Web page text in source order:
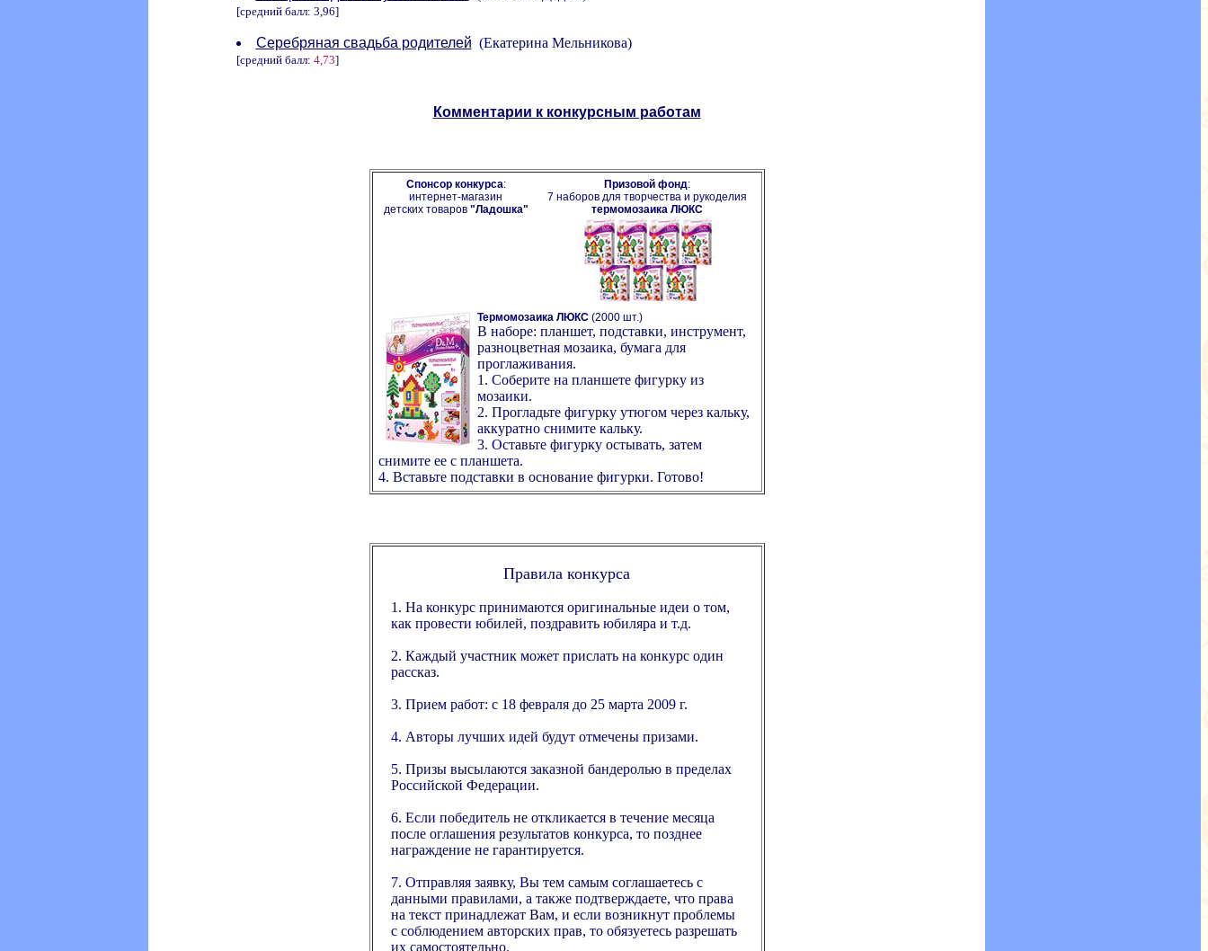
[средний балл: 3,96]
Серебряная свадьба родителей (Екатерина Мельникова)
[средний балл: 4,73]
Комментарии к конкурсным работам
Спонсор конкурса:
интернет-магазин
детских товаров "Ладошка"
Призовой фонд:
7 наборов для творчества и рукоделия
термомозаика ЛЮКС
Термомозаика ЛЮКС(2000 шт.)
В наборе: планшет, подставки, инструмент,
разноцветная мозаика, бумага для
проглаживания.
1. Соберите на планшете фигурку из
мозаики.
2. Прогладьте фигурку утюгом через кальку,
аккуратно снимите кальку.
3. Оставьте фигурку остывать, затем
снимите ее с планшета.
4. Вставьте подставки в основание фигурки. Готово!
Правила конкурса
1. На конкурс принимаются оригинальные идеи о том,
как провести юбилей, поздравить юбиляра и т.д.
2. Каждый участник может прислать на конкурс один
рассказ.
3. Прием работ: с 18 февраля до 25 марта 2009 г.
4. Авторы лучших идей будут отмечены призами.
5. Призы высылаются заказной бандеролью в пределах
Российской Федерации.
6. Если победитель не откликается в течение месяца
после оглашения результатов конкурса, то позднее
награждение не гарантируется.
7. Отправляя заявку, Вы тем самым соглашаетесь с
данными правилами, а также подтверждаете, что права
на текст принадлежат Вам, и если возникнут проблемы
с соблюдением авторских прав, то обязуетесь разрешать
их самостоятельно.